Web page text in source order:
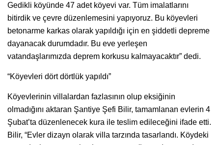
Gedikli köyünde 47 adet köyevi var. Tüm imalatlarını
bitirdik ve çevre düzenlemesini yapıyoruz. Bu köyevleri
betonarme karkas olarak yapıldığı için en şiddetli depreme
dayanacak durumdadır. Bu eve yerleşen
vatandaşlarımızda deprem korkusu kalmayacaktır” dedi.
“Köyevleri dört dörtlük yapıldı”
Köyevlerinin villalardan fazlasının olup eksiğinin
olmadığını aktaran Şantiye Şefi Bilir, tamamlanan evlerin 4
Şubat’ta düzenlenecek kura ile teslim edileceğini ifade etti.
Bilir, “Evler dizayn olarak villa tarzında tasarlandı. Köydeki